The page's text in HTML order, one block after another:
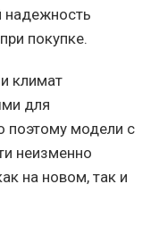
надежность
покупке.
климат
для
поэтому модели с
неизменно
на новом, так и